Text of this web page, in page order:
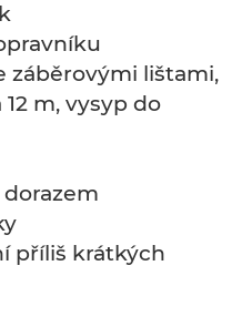
záběrovými lištami,
m, vysyp do
příliš krátkých